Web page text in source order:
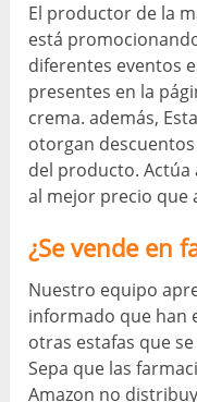
El productor de la
está
diferentes eventos
presentes en la
crema. además,
otorgan
del producto.
al mejor precio que
¿Se vende en
Nuestro equipo
informado que han
otras estafas que
Sepa que las
Amazon no